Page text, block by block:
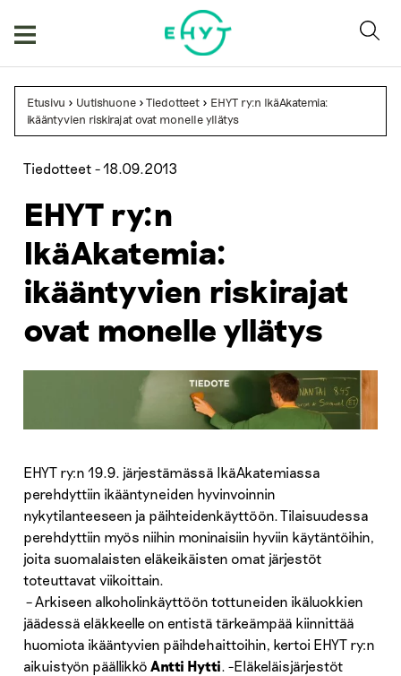
Etusivu > Uutishuone >Tiedotteet > EHYT ry:n IkäAkatemia:
ikääntyvien riskirajat ovat monelle yllätys
Tiedotteet -18.09.2013
EHYT ry:n
IkäAkatemia:
ikääntyvien riskirajat
ovat monelle yllätys
EHYT ry:n 19.9. järjestämässä IkäAkatemiassa
perehdyttiin ikääntyneiden hyvinvoinnin
nykytilanteeseen ja päihteidenkäyttöön. Tilaisuudessa
perehdyttiin myös niihin moninaisiin hyviin käytäntöihin,
joita suomalaisten eläkeikäisten omat järjestöt
toteuttavat viikoittain.
– Arkiseen alkoholinkäyttöön tottuneiden ikäluokkien
jäädessä eläkkeelle on entistä tärkeämpää kiinnittää
huomiota ikääntyvien päihdehaittoihin, kertoi EHYT ry:n
aikuistyön päällikkö Antti Hytti. -Eläkeläisjärjestöt